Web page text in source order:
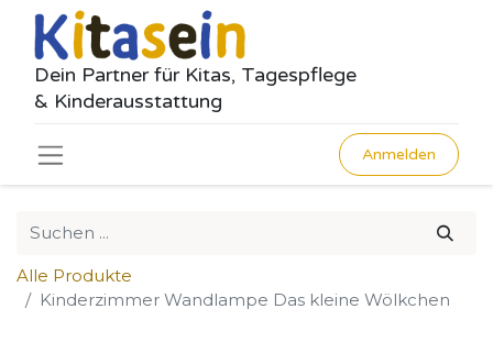
Dein Partner für Kitas, Tagespflege
& Kinderausstattung
Anmelden
Alle Produkte
Kinderzimmer Wandlampe Das kleine Wölkchen